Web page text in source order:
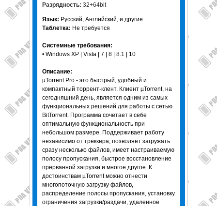
Разрядность: 32+64bit
Язык: Русский, Английский, и другие
Таблетка: Не требуется
Системные требования:
• Windows XP | Vista | 7 | 8 | 8.1 | 10
Описание:
µTorrent Pro - это быстрый, удобный и
компактный торрент-клент. Клиент µTorrent, на
сегодняшний день, является одним из самых
функциональных решений для работы с сетью
BitTorrent. Программа сочетает в себе
оптимальную функциональность при
небольшом размере. Поддерживает работу
независимо от треккера, позволяет загружать
сразу несколько файлов, имеет настраиваемую
полосу пропускания, быстрое восстановление
прерванной загрузки и многое другое. К
достоинствам µTorrent можно отнести
многопоточную загрузку файлов,
распределение полосы пропускания, установку
ограничения загрузки/раздачи, удаленное